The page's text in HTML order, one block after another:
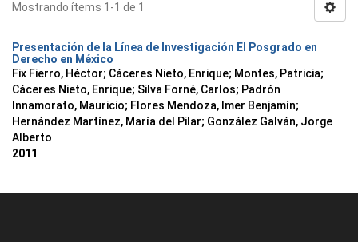
Mostrando ítems 1-1 de 1
Presentación de la Línea de Investigación El Posgrado en
Derecho en México
Fix Fierro, Héctor; Cáceres Nieto, Enrique; Montes, Patricia;
Cáceres Nieto, Enrique; Silva Forné, Carlos; Padrón
Innamorato, Mauricio; Flores Mendoza, Imer Benjamín;
Hernández Martínez, María del Pilar; González Galván, Jorge
Alberto
2011